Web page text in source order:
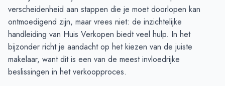
September
6
6
Oktober
6
November
December
5
5
Januari
3
5
Februari
5
4
verscheidenheid aan stappen die je moet doorlopen kan
ontmoedigend zijn, maar vrees niet: de inzichtelijke
handleiding van Huis Verkopen biedt veel hulp. In het
bijzonder richt je aandacht op het kiezen van de juiste
makelaar, want dit is een van de meest invloedrijke
beslissingen in het verkoopproces.